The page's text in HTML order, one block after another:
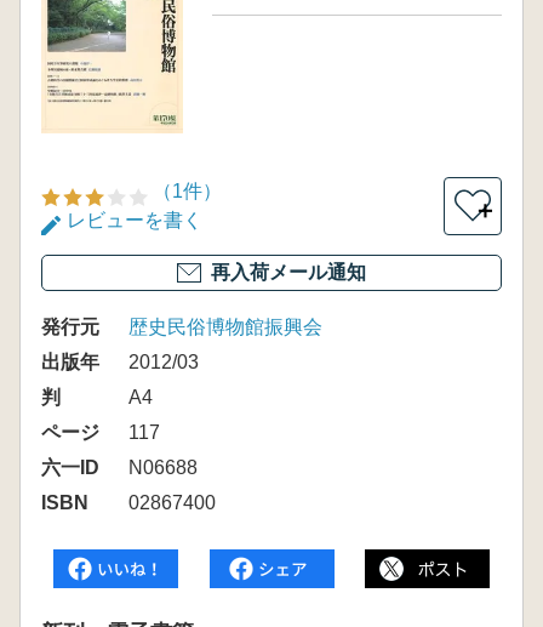
（1件）
レビューを書く
＋
再入荷メール通知
発行元
歴史民俗博物館振興会
出版年
2012/03
判
A4
ページ
117
六一ID
N06688
ISBN
02867400